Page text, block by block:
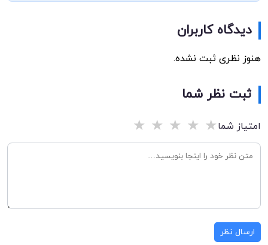
دیدگاه کاربران
هنوز نظری ثبت نشده.
ثبت نظر شما
امتیاز شما★
★
★
★
★
ارسال نظر